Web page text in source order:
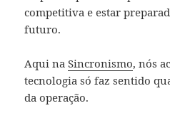
competitiva e estar
futuro.
Aqui naSincronismo, nós
tecnologia só faz sentido
da operação.